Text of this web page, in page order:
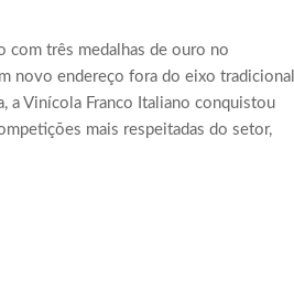
com três medalhas de ouro no
novo endereço fora do eixo tradicional
a Vinícola Franco Italiano conquistou
mais respeitadas do setor,